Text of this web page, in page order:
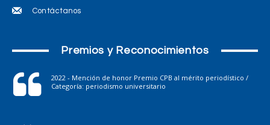
Contáctanos
Premios y Reconocimientos
2022 - Mención de honor Premio CPB al mérito periodístico /
Categoría: periodismo universitario